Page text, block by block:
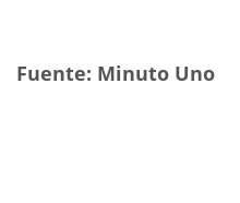
Fuente: Minuto Uno